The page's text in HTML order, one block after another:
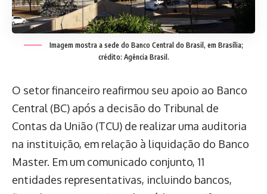
Imagem mostra a sede do Banco Central do Brasil, em Brasília;
crédito: Agência Brasil.
O setor financeiro reafirmou seu apoio ao Banco
Central (BC) após a decisão do Tribunal de
Contas da União (TCU) de realizar uma auditoria
na instituição, em relação à liquidação do Banco
Master. Em um comunicado conjunto, 11
entidades representativas, incluindo bancos,